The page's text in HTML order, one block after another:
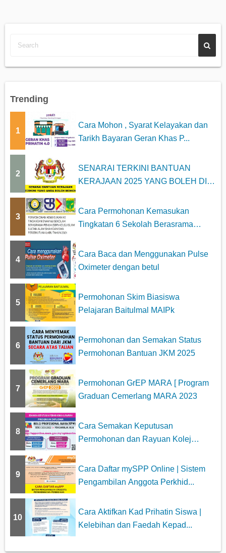
Trending
1
Cara Mohon , Syarat Kelayakan dan
Tarikh Bayaran Geran Khas P...
2
SENARAI TERKINI BANTUAN
KERAJAAN 2025 YANG BOLEH DI
3
Cara Permohonan Kemasukan
Tingkatan 6 Sekolah Berasrama
4
Cara Baca dan Menggunakan Pulse
Oximeter dengan betul
5
Permohonan Skim Biasiswa
Pelajaran Baitulmal MAIPk
6
Permohonan dan Semakan Status
Permohonan Bantuan JKM 2025
7
Permohonan GrEP MARA [ Program
Graduan Cemerlang MARA 2023
8
Cara Semakan Keputusan
Permohonan dan Rayuan Kolej
9
Cara Daftar mySPP Online | Sistem
Pengambilan Anggota Perkhid...
10
Cara Aktifkan Kad Prihatin Siswa |
Kelebihan dan Faedah Kepad...